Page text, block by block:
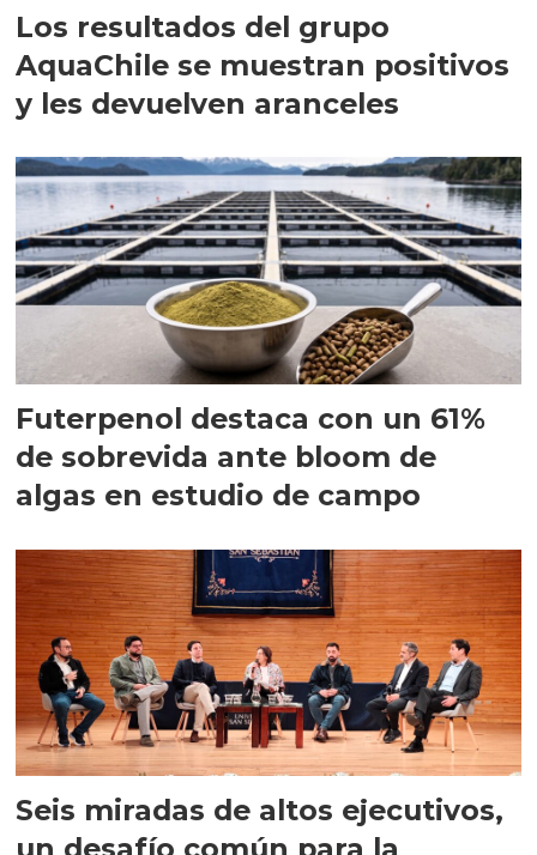
Los resultados del grupo
AquaChile se muestran positivos
y les devuelven aranceles
Futerpenol destaca con un 61%
de sobrevida ante bloom de
algas en estudio de campo
Seis miradas de altos ejecutivos,